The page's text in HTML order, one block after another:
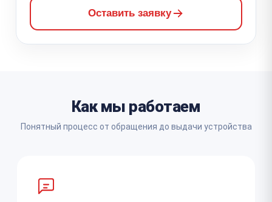
Оставить заявку
Как мы работаем
Понятный процесс от обращения до выдачи устройства